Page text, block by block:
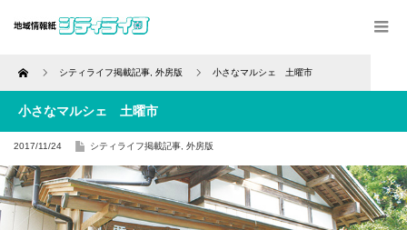
Home シティライフ掲載記事 外房版 小さなマルシェ 土曜市
小さなマルシェ 土曜市
2017/11/24 シティライフ掲載記事 外房版